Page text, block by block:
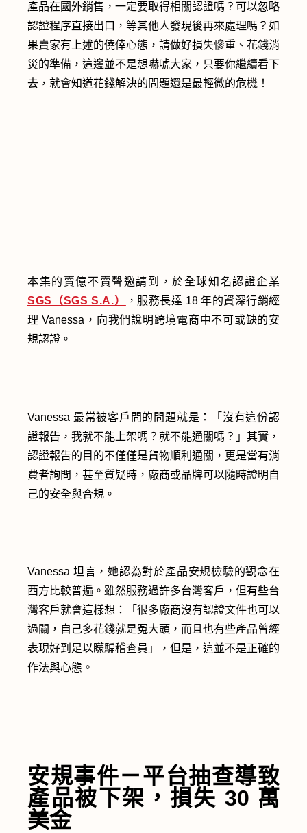
產品在國外銷售，一定要取得相關認證嗎？可以忽略
認證程序直接出口，等其他人發現後再來處理嗎？如
果賣家有上述的僥倖心態，請做好損失慘重、花錢消
災的準備，這邊並不是想嚇唬大家，只要你繼續看下
去，就會知道花錢解決的問題還是最輕微的危機！
本集的賣億不賣聲邀請到，於全球知名認證企業
SGS（SGS S.A.）
，服務長達 18 年的資深行銷經
理 Vanessa，向我們說明跨境電商中不可或缺的安
規認證。
Vanessa 最常被客戶問的問題就是：「沒有這份認
證報告，我就不能上架嗎？就不能通關嗎？」其實，
認證報告的目的不僅僅是貨物順利通關，更是當有消
費者詢問，甚至質疑時，廠商或品牌可以隨時證明自
己的安全與合規。
Vanessa 坦言，她認為對於產品安規檢驗的觀念在
西方比較普遍。雖然服務過許多台灣客戶，但有些台
灣客戶就會這樣想：「很多廠商沒有認證文件也可以
過關，自己多花錢就是冤大頭，而且也有些產品曾經
表現好到足以矇騙稽查員」，但是，這並不是正確的
作法與心態。
安規事件－平台抽查導致
產品被下架，損失 30 萬
美金